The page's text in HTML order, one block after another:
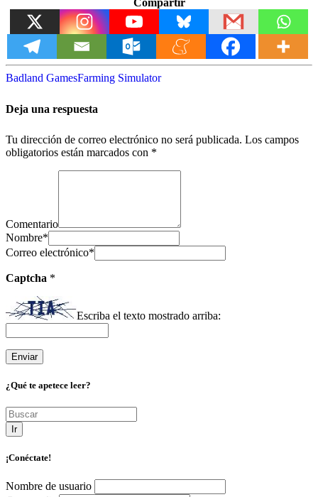
Badland GamesFarming Simulator
Deja una respuesta
Tu dirección de correo electrónico no será publicada. Los campos
obligatorios están marcados con *
Comentario
Nombre*
Correo electrónico*
Captcha *
Escriba el texto mostrado arriba:
¿Qué te apetece leer?
Ir
¡Conéctate!
Nombre de usuario